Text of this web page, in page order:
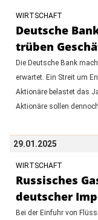
WIRTSCHAFT
Deutsche
trüben
Die Deutsche Bank
erwartet. Ein Streit um
Aktionäre belastet das
Aktionäre sollen
29.01.2025
WIRTSCHAFT
Russisches
deutscher
Bei der Einfuhr von